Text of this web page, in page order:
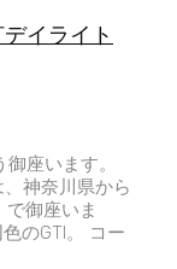
イライト
座います。
神奈川県から
で御座いま
のGTI。 コー